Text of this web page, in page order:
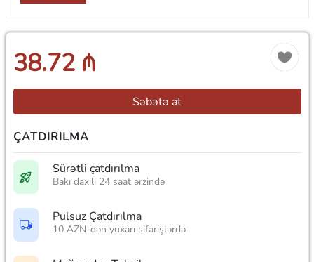
38.72 ₼
Səbətə at
ÇATDIRILMA
Sürətli çatdırılma
Bakı daxili 24 saat ərzində
Pulsuz Çatdırılma
10 AZN-dən yuxarı sifarişlərdə